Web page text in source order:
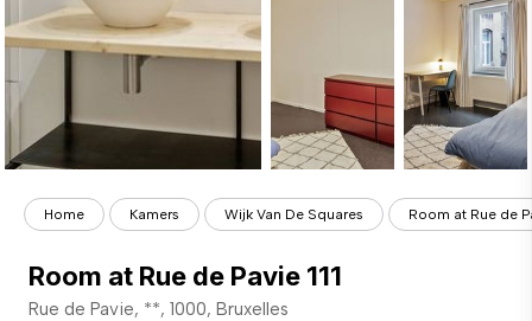
Home Kamers Wijk Van De Squares Room at Rue de
Room at Rue de Pavie 111
Rue de Pavie, **, 1000, Bruxelles